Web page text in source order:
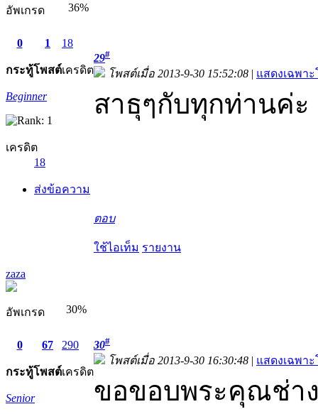
อัพเกรด 36%
0
กระทู้
1
โพสต์
18
เครดิต
Beginner
เครดิต
18
ส่งข้อความ
29#
โพสต์เมื่อ 2013-9-30 15:52:08 | แสดงเฉพา
สาธุๆกับทุกท่านค่ะ
ตอบ
ใช้ไอเท็ม รายงาน
zaza
อัพเกรด 30%
0
กระทู้
67
โพสต์
290
เครดิต
Senior
30#
โพสต์เมื่อ 2013-9-30 16:30:48 | แสดงเฉพา
ขอขอบพระคุณช่า